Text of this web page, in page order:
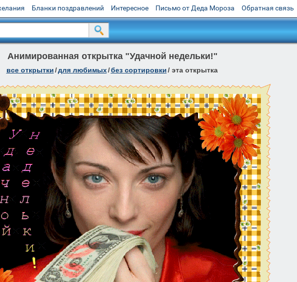
Бланки поздравлений Интересное Письмо от Деда Мороза Обратная связь
Анимированная открытка "Удачной недельки!"
все открытки/для любимых/без сортировки/ эта открытка